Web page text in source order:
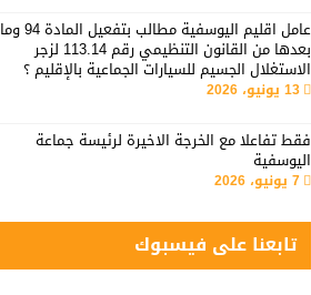
عامل اقليم اليوسفية مطالب بتفعيل المادة 94 وما
بعدها من القانون التنظيمي رقم 113.14 لزجر
الاستغلال الجسيم للسيارات الجماعية بالإقليم ؟
13 يونيو، 2026
فقط تفاعلا مع الخرجة الاخيرة لرئيسة جماعة
اليوسفية
7 يونيو، 2026
تابعنا على فيسبوك